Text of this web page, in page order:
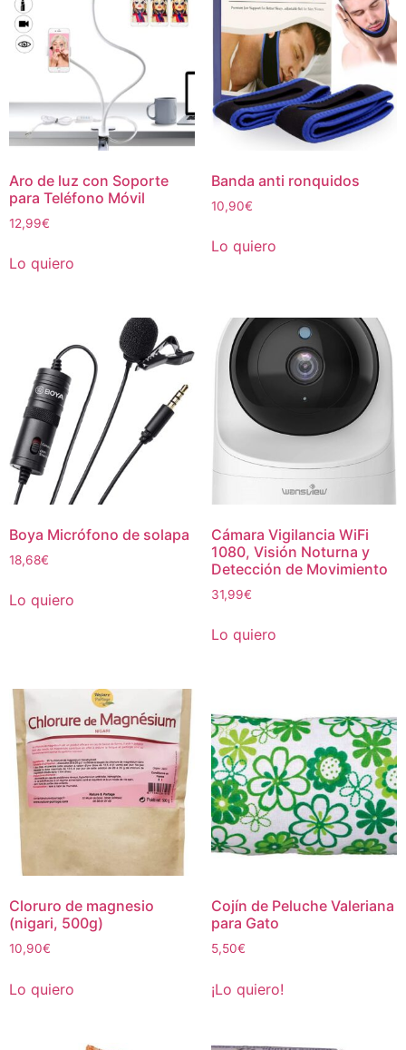
Aro de luz con Soporte
para Teléfono Móvil
12,99€
Lo quiero
Banda anti ronquidos
10,90€
Lo quiero
Boya Micrófono de solapa
18,68€
Lo quiero
Cámara Vigilancia WiFi
1080, Visión Noturna y
Detección de Movimiento
31,99€
Lo quiero
Cloruro de magnesio
(nigari, 500g)
10,90€
Lo quiero
Cojín de Peluche Valeriana
para Gato
5,50€
¡Lo quiero!